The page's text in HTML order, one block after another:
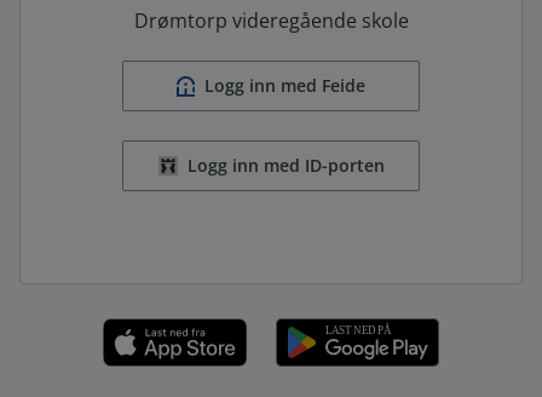
Drømtorp videregående skole
Logg inn med Feide
Logg inn med ID-porten